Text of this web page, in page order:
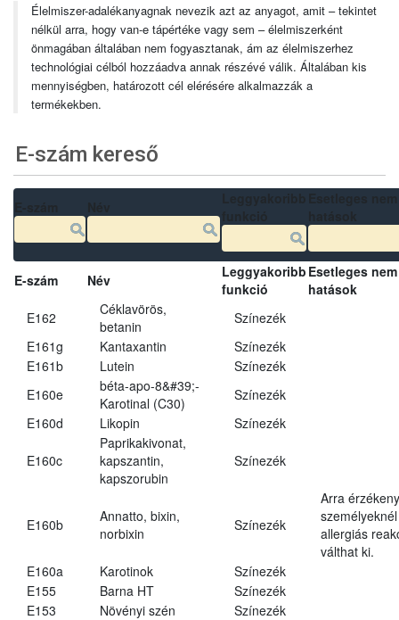
Élelmiszer-adalékanyagnak nevezik azt az anyagot, amit – tekintet
nélkül arra, hogy van-e tápértéke vagy sem – élelmiszerként
önmagában általában nem fogyasztanak, ám az élelmiszerhez
technológiai célból hozzáadva annak részévé válik. Általában kis
mennyiségben, határozott cél elérésére alkalmazzák a
termékekben.
E-szám kereső
E-szám Név
Leggyakoribb
funkció
Esetleges
hatások
E162
Céklavörös,
betanin
Színezék
E161g
Kantaxantin
Színezék
E161b
Lutein
Színezék
E160e
béta-apo-8&#39;-
Karotinal (C30)
Színezék
E160d
Likopin Színezék
E160c
Paprikakivonat,
kapszantin,
kapszorubin
Színezék
E160b
Annatto, bixin,
norbixin
Színezék
Arra érzékeny
személyeknél
allergiás
válthat ki.
E160a
Karotinok
Színezék
E155
Barna HT
Színezék
E153
Növényi szén
Színezék